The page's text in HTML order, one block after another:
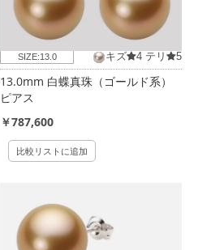
SIZE:13.0 キズ 4 テリ 5
13.0mm 白蝶真珠（ゴールド系）
ピアス
￥787,600
比較リストに追加